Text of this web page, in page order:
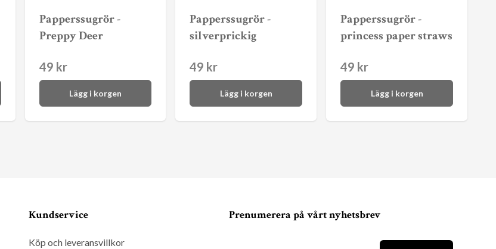
Papperssugrör -
Preppy Deer
49 kr
Lägg i korgen
Papperssugrör -
silverprickig
49 kr
Lägg i korgen
Papperssugrör -
princess paper straws
49 kr
Lägg i korgen
Kundservice
Köp och leveransvillkor
Prenumerera på vårt nyhetsbrev